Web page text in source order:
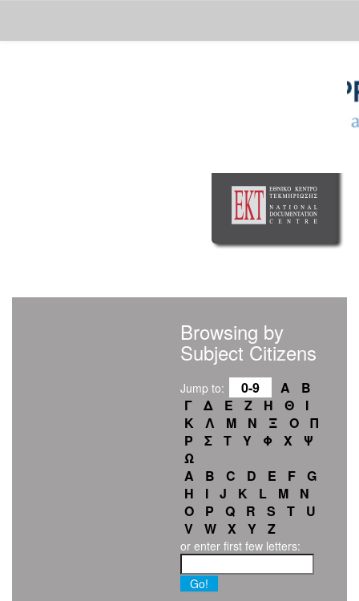
Browsing by
Subject Citizens
Jump to: 0-9 Α
Β
Γ
Δ Ε Ζ Η Θ
Ι
Κ
Λ Μ Ν Ξ Ο
Π
Ρ
Σ Τ Υ Φ Χ
Ψ
Ω
A
B C D E F
G
H
I J K L M
N
O
P Q R S T
U
V
W X Y Z
or enter first few letters: